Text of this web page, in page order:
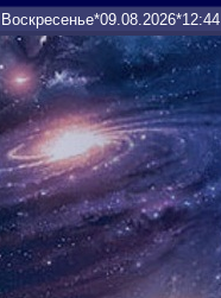
Воскресенье*09.08.2026*12:44